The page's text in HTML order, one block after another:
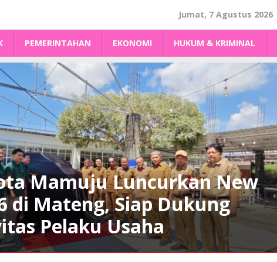
Jumat, 7 Agustus 2026
PEMERINTAHAN EKONOMI HUKUM & KRIMINAL
Mamuju Luncurkan New
di Mateng, Siap Dukung
Pelaku Usaha